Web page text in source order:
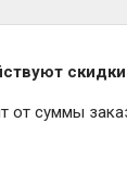
от суммы